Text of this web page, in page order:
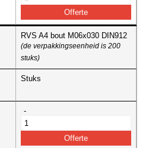
RVS A4 bout M06x030 DIN912
(de verpakkingseenheid is 200
stuks)
Stuks
-